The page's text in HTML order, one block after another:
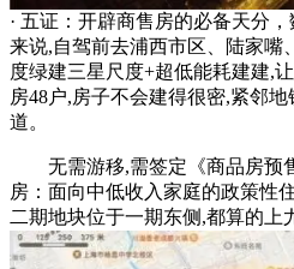
· 五证：开辟商售房的必备天分
来说,自驾前去浦西市区、陆家嘴
度绿建三星尺度+超低能耗建建,
房48户,房子不会建得很密,紧邻
道。
无需游移,需签定《商品房预售
房：面向中低收入家庭的政策性
二期地块位于一期东侧,都算的上